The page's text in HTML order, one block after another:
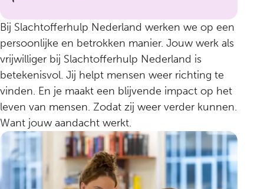
Bij Slachtofferhulp Nederland werken we op een
persoonlijke en betrokken manier. Jouw werk als
vrijwilliger bij Slachtofferhulp Nederland is
betekenisvol. Jij helpt mensen weer richting te
vinden. En je maakt een blijvende impact op het
leven van mensen. Zodat zij weer verder kunnen.
Want jouw aandacht werkt.